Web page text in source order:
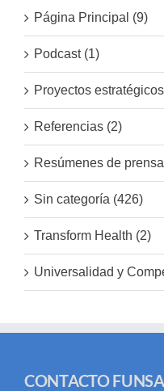
Página Principal (9)
Podcast (1)
Proyectos
Referencias (2)
Resúmenes de
Sin categoría (426)
Transform Health (2)
Universalidad y
CONTACTO